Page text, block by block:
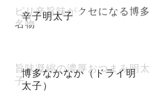
辛子明太子
ピリ辛旨味がクセになる博多
名物
博多なかなか（ドライ明
太子）
旨味凝縮の濃厚おつまみ明太
子